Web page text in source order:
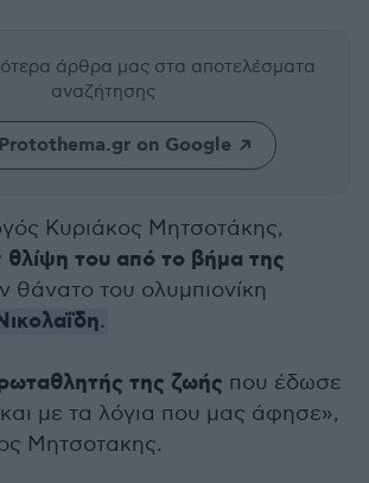
άρθρα μας στα αποτελέσματα
αναζήτησης
on Google
Κυριάκος Μητσοτάκης,
του από το βήμα της
θάνατο του ολυμπιονίκη
.
της ζωής που έδωσε
με τα λόγια που μας άφησε»,
Μητσοτακης.